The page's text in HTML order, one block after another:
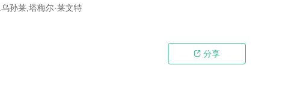
孙莱,塔梅尔·莱文特
 分享